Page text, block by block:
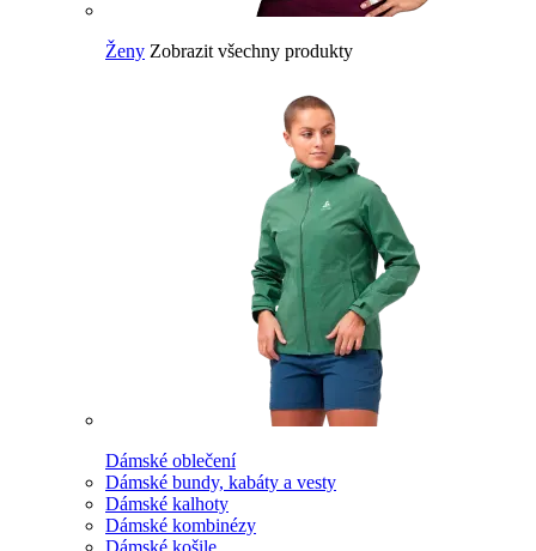
Ženy Zobrazit všechny produkty
Dámské oblečení
Dámské bundy, kabáty a vesty
Dámské kalhoty
Dámské kombinézy
Dámské košile